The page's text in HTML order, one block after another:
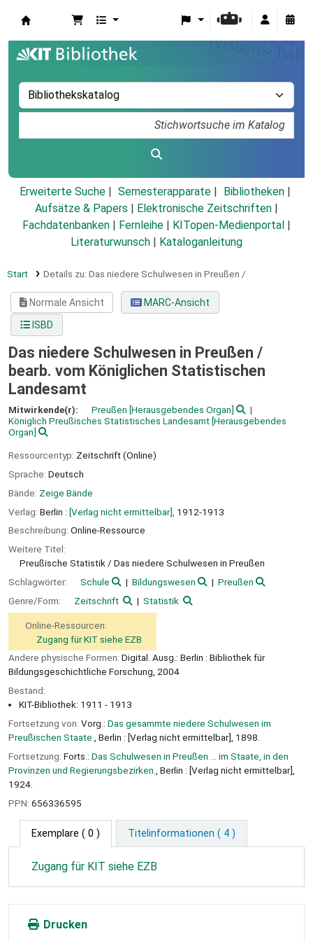
Erweiterte Suche Semesterapparate
Bibliotheken
Aufsätze & Papers
Elektronische Zeitschriften
Fachdatenbanken
Fernleihe KITopen-Medienportal
Literaturwunsch
Kataloganleitung
Start Details zu: Das niedere Schulwesen in Preußen /
Normale Ansicht
MARC-Ansicht
ISBD
Das niedere Schulwesen in Preußen /
bearb. vom Königlichen Statistischen
Landesamt
Mitwirkende(r): Preußen [Herausgebendes Organ]
Königlich Preußisches Statistisches Landesamt [Herausgebendes
Organ]
Ressourcentyp: Zeitschrift (Online)
Sprache: Deutsch
Bände: Zeige Bände
Verlag: Berlin : [Verlag nicht ermittelbar], 1912-1913
Beschreibung: Online-Ressource
Weitere Titel:
Preußische Statistik / Das niedere Schulwesen in Preußen
Schlagwörter:
Schule Bildungswesen
Preußen
Genre/Form:
Zeitschrift Statistik
Online-Ressourcen:
Zugang für KIT siehe EZB
Andere physische Formen: Digital. Ausg.: Berlin : Bibliothek für
Bildungsgeschichtliche Forschung, 2004
Bestand:
KIT-Bibliothek: 1911 - 1913
Fortsetzung von: Vorg.: Das gesammte niedere Schulwesen im
Preußischen Staate.
, Berlin : [Verlag nicht ermittelbar], 1898.
Fortsetzung: Forts.: Das Schulwesen in Preußen ... im Staate, in den
Provinzen und Regierungsbezirken.
, Berlin : [Verlag nicht ermittelbar],
1924.
PPN: 656336595
Exemplare ( 0 ) Titelinformationen ( 4 )
Zugang für KIT siehe EZB
Drucken